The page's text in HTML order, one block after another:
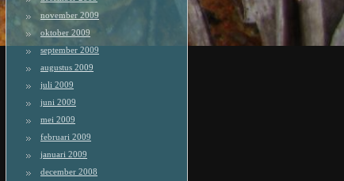
november 2009
oktober 2009
september 2009
augustus 2009
juli 2009
juni 2009
mei 2009
februari 2009
januari 2009
december 2008